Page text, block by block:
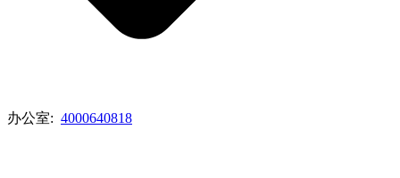
办公室: 4000640818